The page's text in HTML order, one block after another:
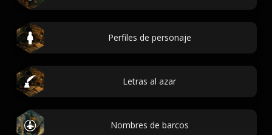
Perfiles de personaje
Letras al azar
Nombres de barcos